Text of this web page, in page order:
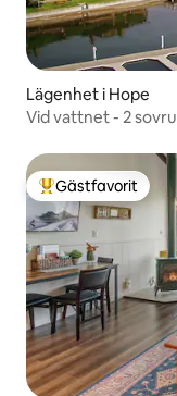
Lägenhet i Hope
Vid vattnet - 2
Populär gästfavorit
Gästfavorit